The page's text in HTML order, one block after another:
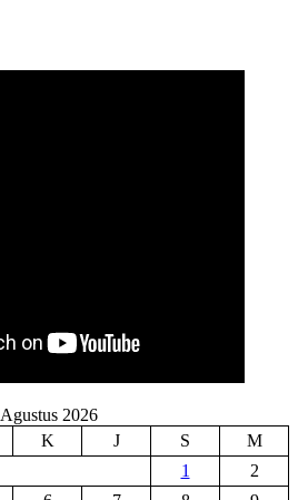
Agustus 2026
K J S
M
1
2